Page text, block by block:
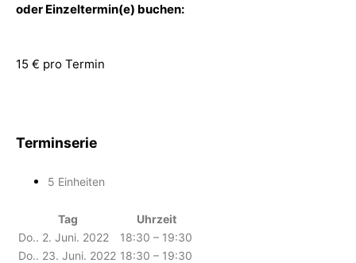
oder Einzeltermin(e) buchen:
15 € pro Termin
Terminserie
5 Einheiten
Tag
Uhrzeit
Do.. 2. Juni. 2022
18:30 – 19:30
Do.. 23. Juni. 2022 18:30 – 19:30